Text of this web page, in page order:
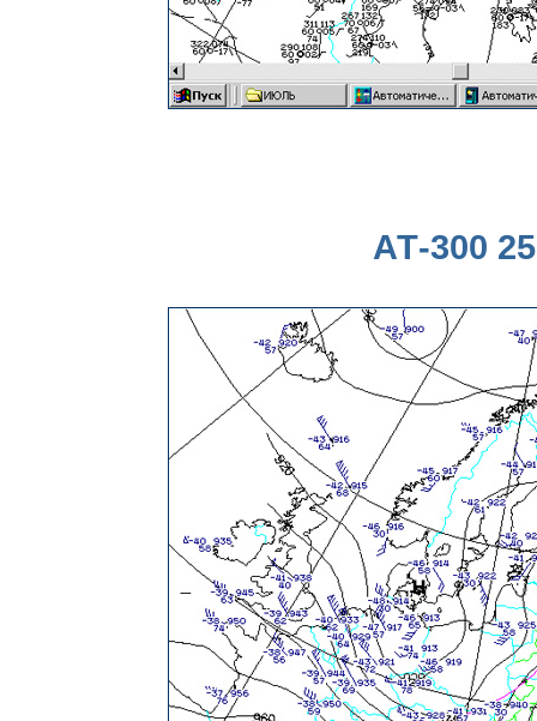
АТ-300